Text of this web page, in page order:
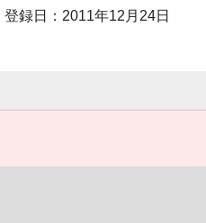
登録日：2011年12月24日